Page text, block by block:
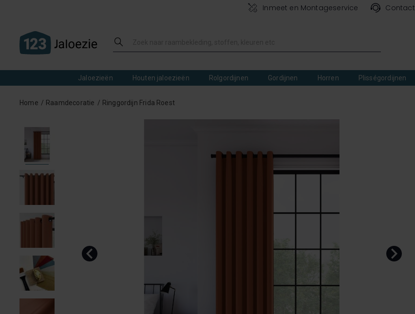
Inmeet en Montageservice Contact
Jaloezieën Houten jaloezieën Rolgordijnen Gordijnen Horren Plisségordijnen
Home Raamdecoratie Ringgordijn Frida Roest